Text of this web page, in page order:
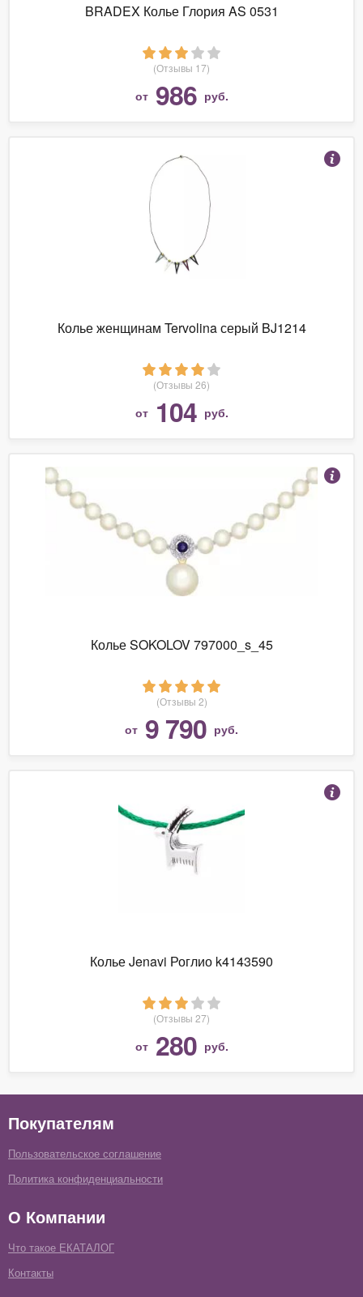
BRADEX Колье Глория AS 0531
(Отзывы 17)
от 986 руб.
Колье женщинам Tervolina серый BJ1214
(Отзывы 26)
от 104 руб.
Колье SOKOLOV 797000_s_45
(Отзывы 2)
от 9 790 руб.
Колье Jenavi Роглио k4143590
(Отзывы 27)
от 280 руб.
Покупателям
Пользовательское соглашение
Политика конфиденциальности
О Компании
Что такое ЕКАТАЛОГ
Контакты